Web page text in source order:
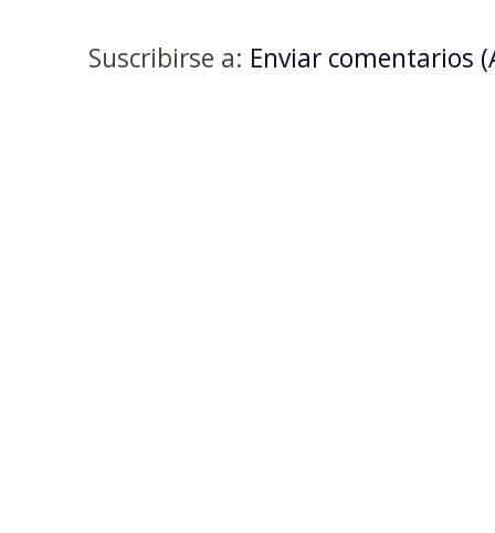
Suscribirse a: Enviar comentarios